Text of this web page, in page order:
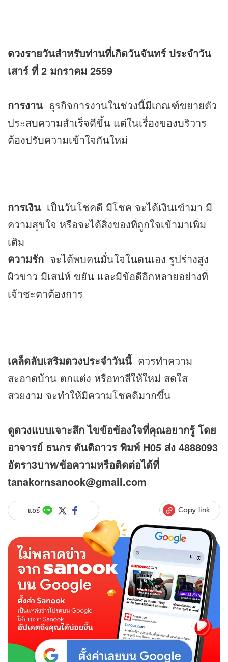
ดวงรายวันสำหรับท่านที่เกิดวันจันทร์ ประจำวัน
เสาร์ ที่ 2 มกราคม 2559
การงาน ธุรกิจการงานในช่วงนี้มีเกณฑ์ขยายตัว
ประสบความสำเร็จดีขึ้น แต่ในเรื่องของบริวาร
ต้องปรับความเข้าใจกันใหม่
การเงิน เป็นวันโชคดี มีโชค จะได้เงินเข้ามา มี
ความสุขใจ หรือจะได้สิ่งของที่ถูกใจเข้ามาเพิ่ม
เติม
ความรัก จะได้พบคนมั่นใจในตนเอง รูปร่างสูง
ผิวขาว มีเสน่ห์ ขยัน และมีข้อดีอีกหลายอย่างที่
เจ้าชะตาต้องการ
เคล็ดลับเสริมดวงประจำวันนี้ ควรทำความ
สะอาดบ้าน ตกแต่ง หรือทาสีให้ใหม่ สดใส
สวยงาม จะทำให้มีความโชคดีมากขึ้น
ดูดวงแบบเจาะลึก ไขข้อข้องใจที่คุณอยากรู้ โดย
อาจารย์ ธนกร ตันติถาวร พิมพ์ H05 ส่ง 4888093
อัตรา3บาท/ข้อความหรือติดต่อได้ที่
tanakornsanook@gmail.com
แชร์ Copy link